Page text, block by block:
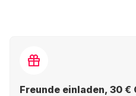
Freunde einladen, 30 €